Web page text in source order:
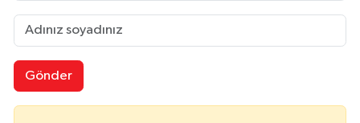
Gönder